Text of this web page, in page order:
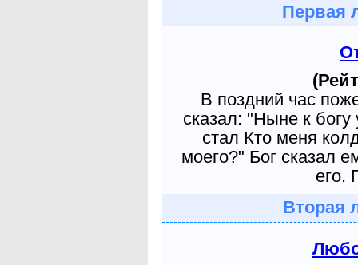
Первая
В поздний час
сказал: "Ныне к
стал Кто меня
моего?" Бог сказал
его.
Вторая